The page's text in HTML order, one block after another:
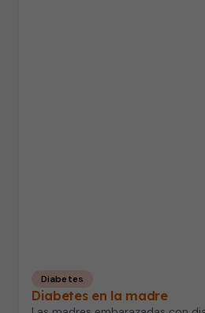
Diabetes
Diabetes en la madre